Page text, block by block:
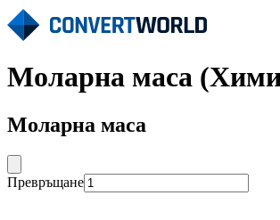
Моларна маса
Моларна маса
Превръщане